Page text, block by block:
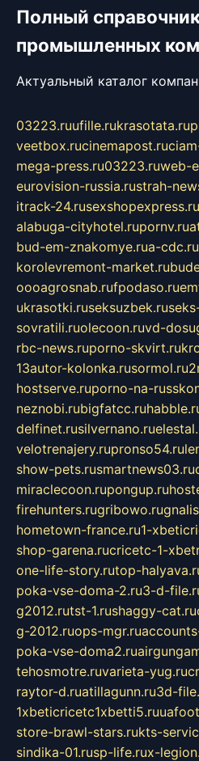
Полный
промышленных
Актуальный каталог
03223.ruufille.rukrasotata.ru
veetbox.rucinemapost.ru
mega-press.ru03223.ruweb-
eurovision-russia.rustrah-
itrack-24.rusexshopexpress.ru
alabuga-cityhotel.rupornv.ru
bud-em-znakomye.rua-cdc.ru
korolevremont-market.ru
oooagrosnab.rufpodaso.ru
ukrasotki.ruseksuzbek.ru
sovratili.ruolecoon.ruvd-
rbc-news.ruporno-skvirt.ru
13autor-kolonka.rusormol.ru
hostserve.ruporno-na-
neznobi.rubigfatcc.ru
delfinet.rusilvernano.ru
velotrenajery.rupronso54.ru
show-pets.rusmartnews03.ru
miraclecoon.rupongup.ru
firehunters.rugribowo.ru
hometown-france.ru1-
shop-garena.rucricetc-1-
one-life-story.rutop-
poka-vse-doma-2.ru3-d-
g2012.rutst-1.rushaggy-cat.ru
g-2012.ruops-mgr.ru
poka-vse-doma2.ru
tehosmotre.ruvarieta-yug.ru
raytor-d.ruatillagunn.ru3d-
1xbeticricetc1xbetti5.ru
store-brawl-stars.rukts-
sindika-01.rusp-life.rux-